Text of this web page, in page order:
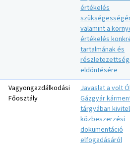
értékelés
valamint a
értékelés
tartalmának és
eldöntésére
Vagyongazdálkodási
Főosztály
Javaslat a volt
Gázgyár
tárgyában
közbeszerzési
dokumentáció
elfogadásáról